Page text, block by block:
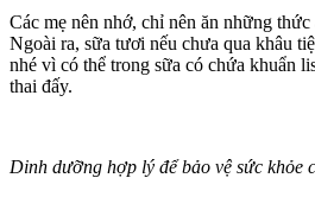
Các mẹ nên nhớ, chỉ nên ăn những
Ngoài ra, sữa tươi nếu chưa qua khâu
nhé vì có thể trong sữa có chứa khuẩn
thai đấy.
Dinh dưỡng hợp lý để bảo vệ sức khỏe